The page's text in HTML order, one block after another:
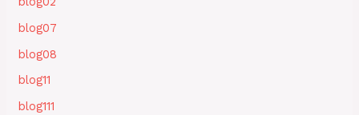
blog07
blog08
blog11
blog111